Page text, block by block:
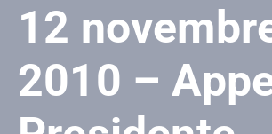
DOCUMENTI
PUBBLICAZIONI
12
2010 –